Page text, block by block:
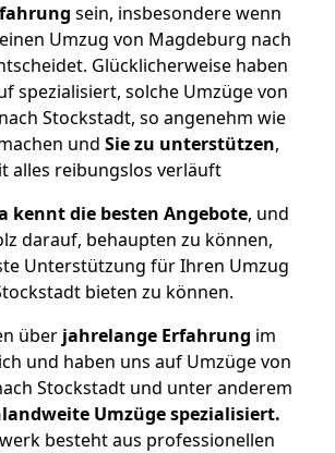
sein, insbesondere wenn
Umzug von Magdeburg nach
Glücklicherweise haben
spezialisiert, solche Umzüge von
Stockstadt, so angenehm wie
und Sie zu unterstützen,
alles reibungslos verläuft
kennt die besten Angebote, und
darauf, behaupten zu können,
Unterstützung für Ihren Umzug
bieten zu können.
überjahrelange Erfahrung im
und haben uns auf Umzüge von
Stockstadt und unter anderem
Umzüge spezialisiert.
besteht aus professionellen